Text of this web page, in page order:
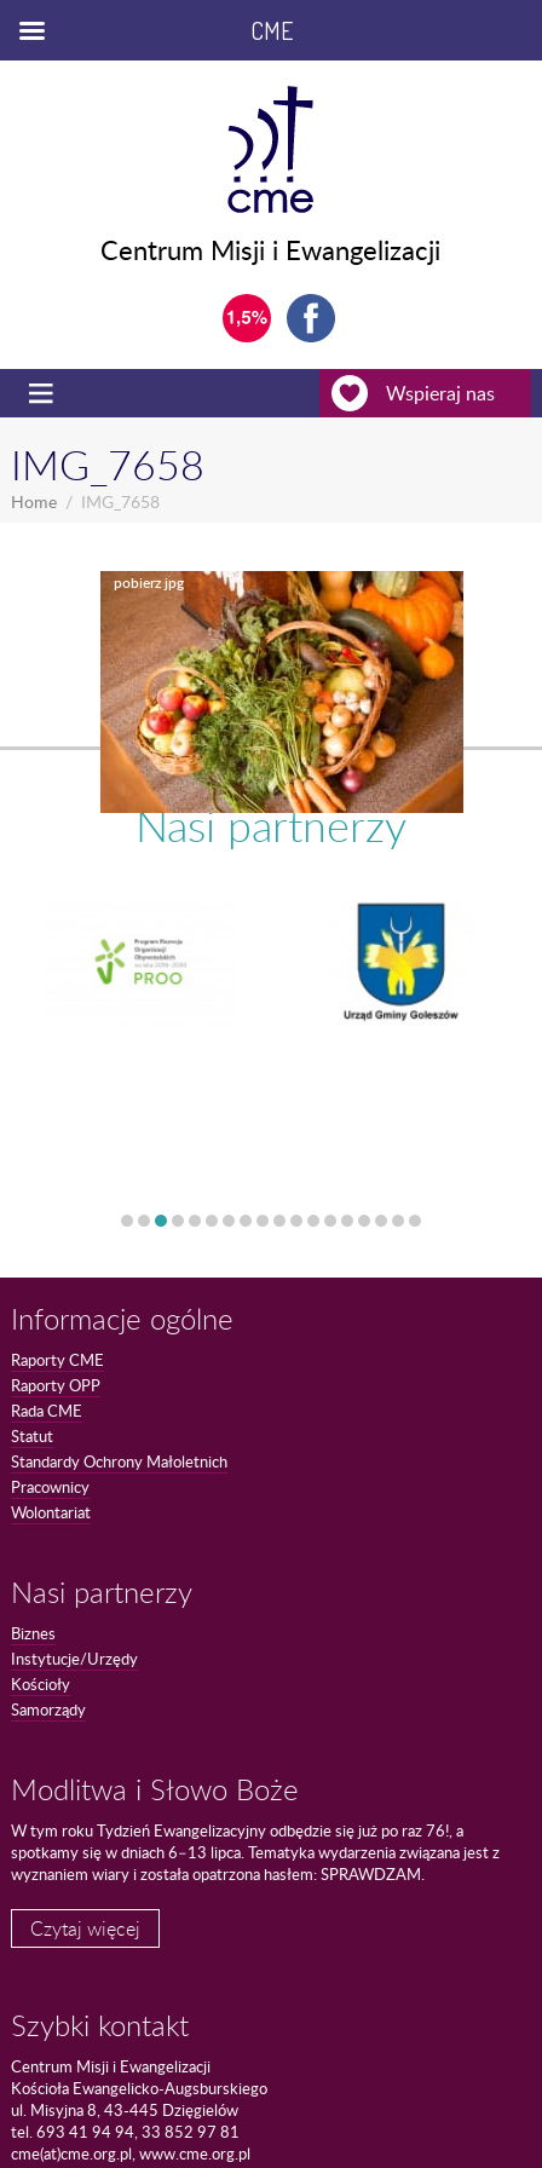
Centrum Misji i Ewangelizacji
Wspieraj nas
IMG_7658
Home IMG_7658
Nasi partnerzy
Informacje ogólne
Raporty CME
Raporty OPP
Rada CME
Statut
Standardy Ochrony Małoletnich
Pracownicy
Wolontariat
Nasi partnerzy
Biznes
Instytucje/Urzędy
Kościoły
Samorządy
Modlitwa i Słowo Boże
W tym roku Tydzień Ewangelizacyjny odbędzie się już po raz 76!, a
spotkamy się w dniach 6–13 lipca. Tematyka wydarzenia związana jest z
wyznaniem wiary i została opatrzona hasłem: SPRAWDZAM.
Czytaj więcej
Szybki kontakt
Centrum Misji i Ewangelizacji
Kościoła Ewangelicko-Augsburskiego
ul. Misyjna 8, 43-445 Dzięgielów
tel. 693 41 94 94, 33 852 97 81
cme(at)cme.org.pl, www.cme.org.pl
CME